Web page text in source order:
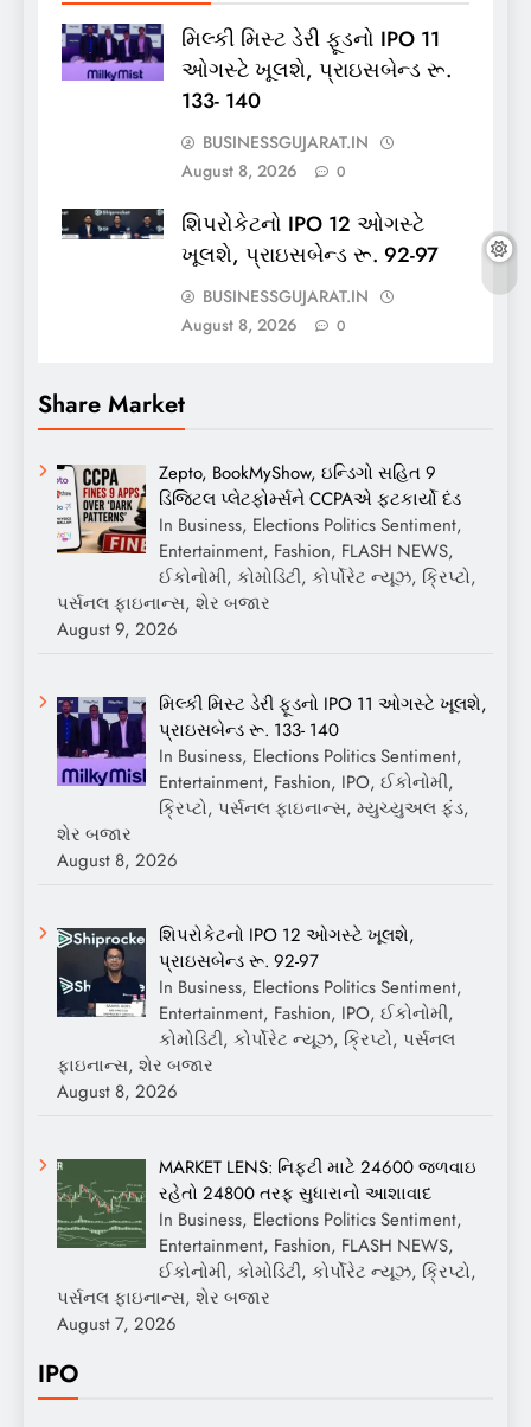
મિલ્કી મિસ્ટ ડેરી ફૂડનો IPO 11
ઓગસ્ટે ખૂલશે, પ્રાઇસબેન્ડ રૂ.
133- 140
BUSINESSGUJARAT.IN
August 8, 2026
0
શિપરોકેટનો IPO 12 ઓગસ્ટે
ખૂલશે, પ્રાઇસબેન્ડ રૂ. 92-97
BUSINESSGUJARAT.IN
August 8, 2026
0
Share Market
Zepto, BookMyShow, ઇન્ડિગો સહિત 9
ડિજિટલ પ્લેટફોર્મ્સને CCPAએ ફટકાર્યો દંડ
In Business, Elections Politics Sentiment,
Entertainment, Fashion, FLASH NEWS,
ઈકોનોમી, કોમોડિટી, કોર્પોરેટ ન્યૂઝ, ક્રિપ્ટો,
પર્સનલ ફાઇનાન્સ, શેર બજાર
August 9, 2026
મિલ્કી મિસ્ટ ડેરી ફૂડનો IPO 11 ઓગસ્ટે ખૂલશે,
પ્રાઇસબેન્ડ રૂ. 133- 140
In Business, Elections Politics Sentiment,
Entertainment, Fashion, IPO, ઈકોનોમી,
ક્રિપ્ટો, પર્સનલ ફાઇનાન્સ, મ્યુચ્યુઅલ ફંડ,
શેર બજાર
August 8, 2026
શિપરોકેટનો IPO 12 ઓગસ્ટે ખૂલશે,
પ્રાઇસબેન્ડ રૂ. 92-97
In Business, Elections Politics Sentiment,
Entertainment, Fashion, IPO, ઈકોનોમી,
કોમોડિટી, કોર્પોરેટ ન્યૂઝ, ક્રિપ્ટો, પર્સનલ
ફાઇનાન્સ, શેર બજાર
August 8, 2026
MARKET LENS: નિફ્ટી માટે 24600 જળવાઇ
રહેતો 24800 તરફ સુધારાનો આશાવાદ
In Business, Elections Politics Sentiment,
Entertainment, Fashion, FLASH NEWS,
ઈકોનોમી, કોમોડિટી, કોર્પોરેટ ન્યૂઝ, ક્રિપ્ટો,
પર્સનલ ફાઇનાન્સ, શેર બજાર
August 7, 2026
IPO